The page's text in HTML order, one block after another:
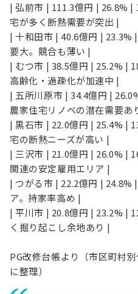
| 弘前市 | 111.3億円 | 26.8%
宅が多く断熱需要が突出 |
| 十和田市 | 40.6億円 | 23.3%
要大。競合も薄い |
| むつ市 | 38.5億円 | 25.2% |
高齢化・過疎化が加速中 |
| 五所川原市 | 34.4億円 |
農家住宅リノベの潜在需要あ
| 黒石市 | 22.0億円 | 25.4% |
宅の断熱ニーズが高い |
| 三沢市 | 21.0億円 | 26.0% |
関連の安定雇用エリア |
| つがる市 | 22.2億円 | 24.8%
ア。持家率高め |
| 平川市 | 20.8億円 | 23.2% |
く掘り起こし余地あり |
PG改修台帳より（市区町村
に整理）